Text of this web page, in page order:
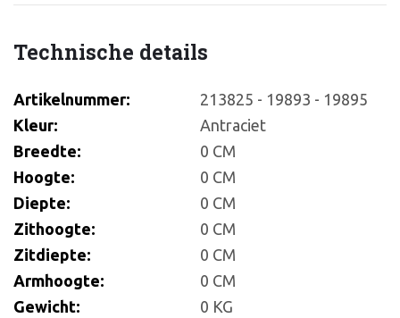
Technische details
Artikelnummer:
213825 - 19893 - 19895
Kleur:
Antraciet
Breedte:
0 CM
Hoogte:
0 CM
Diepte:
0 CM
Zithoogte:
0 CM
Zitdiepte:
0 CM
Armhoogte:
0 CM
Gewicht:
0 KG